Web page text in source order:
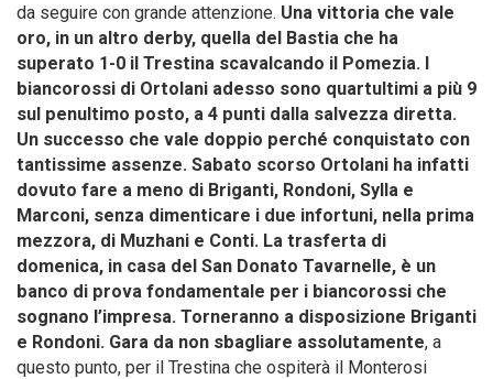
da seguire con grande attenzione. Una vittoria che vale
oro, in un altro derby, quella del Bastia che ha
superato 1-0 il Trestina scavalcando il Pomezia. I
biancorossi di Ortolani adesso sono quartultimi a più 9
sul penultimo posto, a 4 punti dalla salvezza diretta.
Un successo che vale doppio perché conquistato con
tantissime assenze. Sabato scorso Ortolani ha infatti
dovuto fare a meno di Briganti, Rondoni, Sylla e
Marconi, senza dimenticare i due infortuni, nella prima
mezzora, di Muzhani e Conti. La trasferta di
domenica, in casa del San Donato Tavarnelle, è un
banco di prova fondamentale per i biancorossi che
sognano l’impresa. Torneranno a disposizione Briganti
e Rondoni. Gara da non sbagliare assolutamente, a
questo punto, per il Trestina che ospiterà il Monterosi